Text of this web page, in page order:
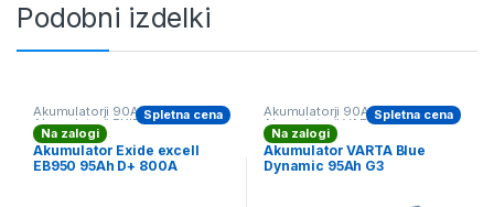
Podobni izdelki
Akumulatorji 90Ah-110Ah,
Akumulatorji EXIDE,
Avtomobilski Akumulatorji
Na zalogi
Akumulator Exide excell
EB950 95Ah D+ 800A
Spletna cena Akumulatorji 90Ah-110Ah,
Akumulatorji VARTA,
Avtomobilski Akumulatorji
Traktorski akumulatorji
Na zalogi
Akumulator VARTA Blue
Dynamic 95Ah G3
Spletna cena